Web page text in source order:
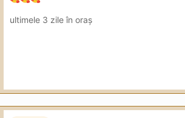
ultimele 3 zile în oraș